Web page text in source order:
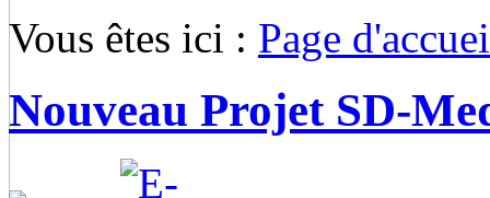
Vous êtes ici : Page
Nouveau Projet SD-